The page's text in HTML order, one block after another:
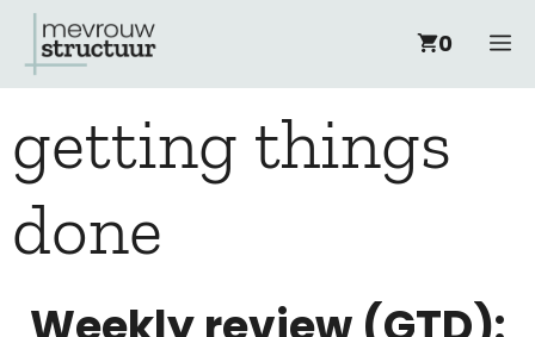
naar
inhoud
0
getting things
done